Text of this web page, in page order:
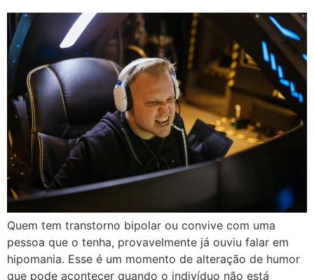
Quem tem transtorno bipolar ou convive com uma
pessoa que o tenha, provavelmente já ouviu falar em
hipomania. Esse é um momento de alteração de humor
que pode acontecer quando o indivíduo não está